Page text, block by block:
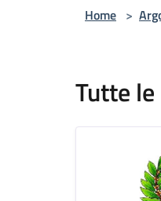
Home >
Tutte